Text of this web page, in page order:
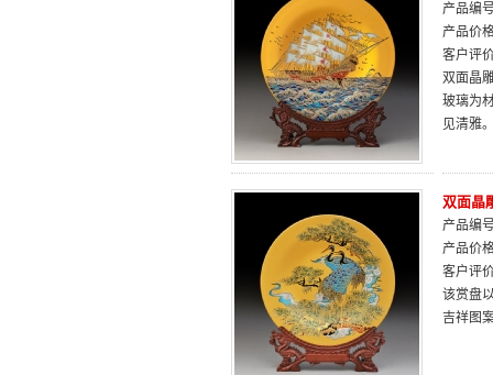
产品编
产品价
客户评
双面晶
玻璃为
见清雅
双面晶
产品编
产品价
客户评
该赏盘
吉祥图